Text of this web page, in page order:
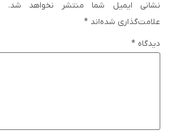
نشانی ایمیل شما منتشر نخواهد شد.
علامت‌گذاری شده‌اند *
دیدگاه *